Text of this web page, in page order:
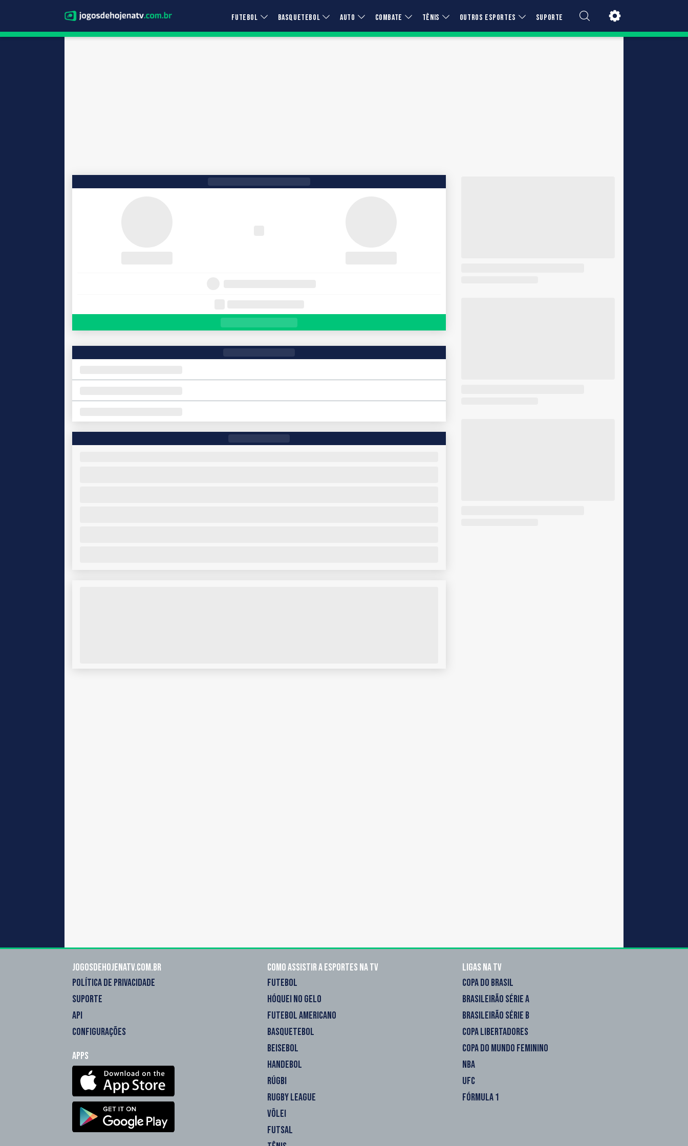
FUTEBOL BASQUETEBOL AUTO COMBATE TÊNIS OUTROS ESPORTES SUPORTE
Jogosdehojenatv.com.br
POLÍTICA DE PRIVACIDADE
SUPORTE
API
CONFIGURAÇÕES
Apps
Como assistir a esportes na TV
FUTEBOL
HÓQUEI NO GELO
FUTEBOL AMERICANO
BASQUETEBOL
BEISEBOL
HANDEBOL
RÚGBI
RUGBY LEAGUE
VÔLEI
FUTSAL
Ligas na TV
COPA DO BRASIL
BRASILEIRÃO SÉRIE A
BRASILEIRÃO SÉRIE B
COPA LIBERTADORES
COPA DO MUNDO FEMININO
NBA
UFC
FÓRMULA 1